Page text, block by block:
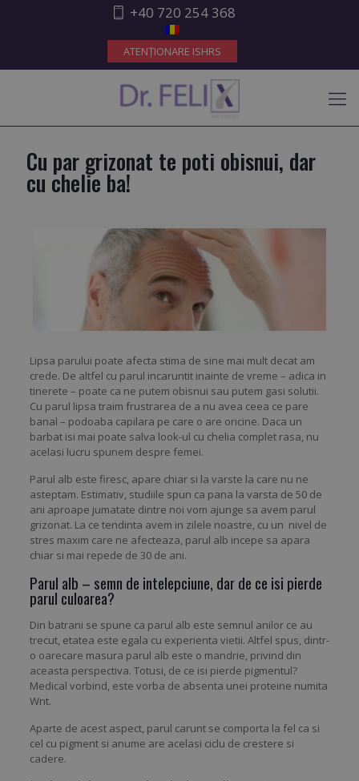
+40 720 254 368
Cu par grizonat te poti obisnui, dar
cu chelie ba!
Lipsa parului poate afecta stima de sine mai mult decat am
crede. De altfel cu parul incaruntit inainte de vreme – adica in
tinerete – poate ca ne putem obisnui sau putem gasi solutii.
Cu parul lipsa traim frustrarea de a nu avea ceea ce pare
banal – podoaba capilara pe care o are oricine. Daca un
barbat isi mai poate salva look-ul cu chelia complet rasa, nu
acelasi lucru spunem despre femei.
Parul alb este firesc, apare chiar si la varste la care nu ne
asteptam. Estimativ, studiile spun ca pana la varsta de 50 de
ani aproape jumatate dintre noi vom ajunge sa avem parul
grizonat. La ce tendinta avem in zilele noastre, cu un nivel de
stres maxim care ne afecteaza, parul alb incepe sa apara
chiar si mai repede de 30 de ani.
Parul alb – semn de intelepciune, dar de ce isi pierde
parul culoarea?
Din batrani se spune ca parul alb este semnul anilor ce au
trecut, etatea este egala cu experienta vietii. Altfel spus, dintr-
o oarecare masura parul alb este o mandrie, privind din
aceasta perspectiva. Totusi, de ce isi pierde pigmentul?
Medical vorbind, este vorba de absenta unei proteine numita
Wnt.
Aparte de acest aspect, parul carunt se comporta la fel ca si
cel cu pigment si anume are acelasi ciclu de crestere si
cadere.